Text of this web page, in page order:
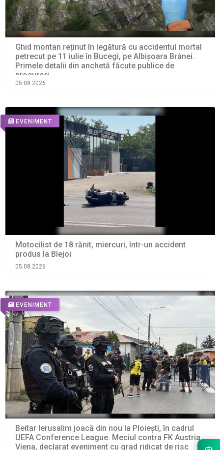
Ghid montan reținut în legătură cu accidentul mortal
petrecut pe 11 iulie în Bucegi, pe Albișoara Brânei.
Primele detalii din anchetă făcute publice de
procurori
05.08.2026
EVENIMENT
Motocilist de 18 rănit, miercuri, într-un accident
produs la Blejoi
05.08.2026
EVENIMENT
Beitar Ierusalim joacă din nou la Ploiești, în cadrul
UEFA Conference League. Meciul contra FK Austria
Viena, declarat eveniment cu grad ridicat de risc